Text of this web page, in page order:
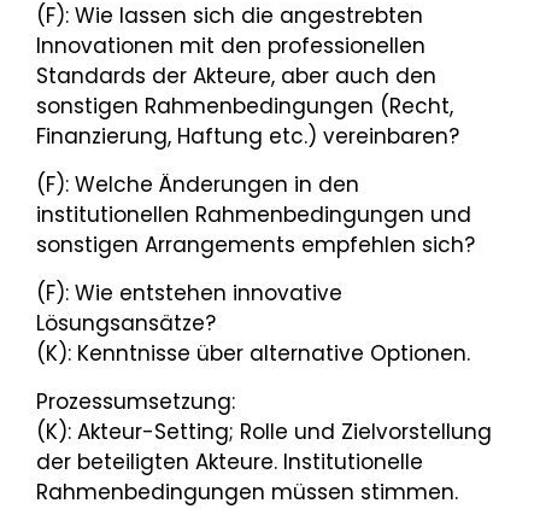
(F): Wie lassen sich die angestrebten
Innovationen mit den professionellen
Standards der Akteure, aber auch den
sonstigen Rahmenbedingungen (Recht,
Finanzierung, Haftung etc.) vereinbaren?
(F): Welche Änderungen in den
institutionellen Rahmenbedingungen und
sonstigen Arrangements empfehlen sich?
(F): Wie entstehen innovative
Lösungsansätze?
(K): Kenntnisse über alternative Optionen.
Prozessumsetzung:
(K): Akteur-Setting; Rolle und Zielvorstellung
der beteiligten Akteure. Institutionelle
Rahmenbedingungen müssen stimmen.